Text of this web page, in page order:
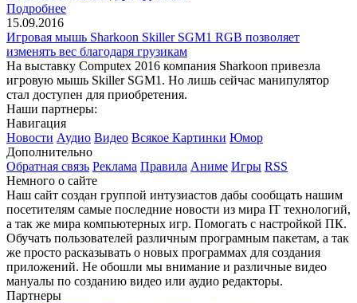
Подробнее
15.09.2016
Игровая мышь Sharkoon Skiller SGM1 RGB позволяет
изменять вес благодаря грузикам
На выставку Computex 2016 компания Sharkoon привезла
игровую мышь Skiller SGM1. Но лишь сейчас манипулятор
стал доступен для приобретения.
Наши партнеры:
Навигация
Новости Аудио Видео Всякое Картинки Юмор
Дополнительно
Обратная связь Реклама Правила Аниме Игры RSS
Немного о сайте
Наш сайт создан группой интузиастов дабы сообщать нашим
посетителям самые последние новости из мира IT технологий,
а так же мира компьютерных игр. Помогать с настройкой ПК.
Обучать пользователей различным програмным пакетам, а так
же просто расказывать о новых программах для создания
приложений. Не обошли мы внимание и различные видео
мануалы по созданию видео или аудио редакторы.
Партнеры